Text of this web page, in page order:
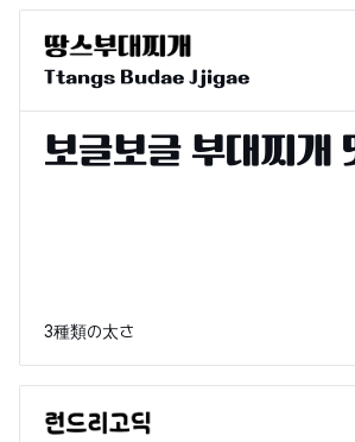
Ttangs Budae Jjigae
3種類の太さ